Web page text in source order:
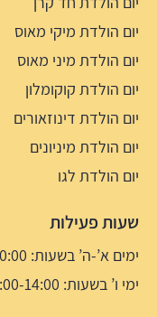
יום הולדת מיקי מאוס
יום הולדת מיני מאוס
יום הולדת קוקומלון
יום הולדת דינוזאורים
יום הולדת מיניונים
יום הולדת לגו
שעות פעילות
ימים א’-ה’ בשעות: 09:00-20:00
ימי ו’ בשעות: 09:00-14:00